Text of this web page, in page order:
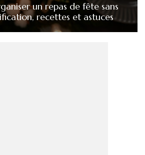
un repas de fête sans
recettes et astuces